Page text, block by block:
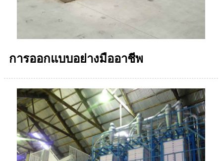
การออกแบบอย่างมืออาชีพ